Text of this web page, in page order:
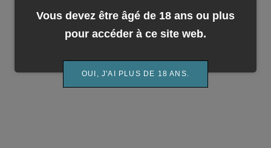
Vous devez être âgé de 18 ans ou plus
pour accéder à ce site web.
OUI, J'AI PLUS DE 18 ANS.